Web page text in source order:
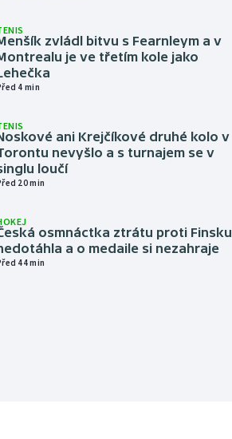
zvládl bitvu s Fearnleym a v
je ve třetím kole jako
4 min
ani Krejčíkové druhé kolo v
nevyšlo a s turnajem se v
loučí
20 min
osmnáctka ztrátu proti Finsku
a o medaile si nezahraje
44 min